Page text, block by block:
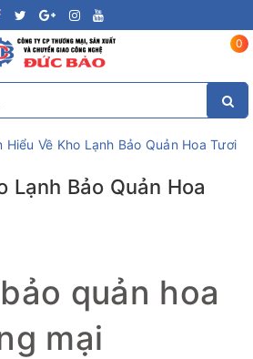
0
Hiểu Về Kho Lạnh Bảo Quản Hoa Tươi
Lạnh Bảo Quản Hoa
quản hoa
mại